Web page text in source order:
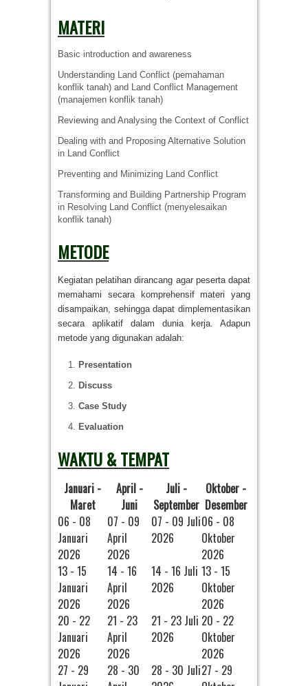
MATERI
Basic introduction and awareness
Understanding Land Conflict (pemahaman
konflik tanah) and Land Conflict Management
(manajemen konflik tanah)
Reviewing and Analysing the Context of Conflict
Dealing with and Proposing Alternative Solution
in Land Conflict
Preventing and Minimizing Land Conflict
Transforming and Building Partnership Program
in Resolving Land Conflict (menyelesaikan
konflik tanah)
METODE
Kegiatan pelatihan dirancang agar peserta dapat
memahami secara komprehensif materi yang
disampaikan, sehingga dapat dimplementasikan
secara aplikatif dalam dunia kerja. Adapun
metode yang digunakan adalah:
Presentation
Discuss
Case Study
Evaluation
WAKTU & TEMPAT
Januari -
Maret
April -
Juni
Juli -
September
Oktober -
Desember
06 - 08
Januari
2026
07 - 09
April
2026
07 - 09 Juli
2026
06 - 08
Oktober
2026
13 - 15
Januari
2026
14 - 16
April
2026
14 - 16 Juli
2026
13 - 15
Oktober
2026
20 - 22
Januari
2026
21 - 23
April
2026
21 - 23 Juli
2026
20 - 22
Oktober
2026
27 - 29
28 - 30
28 - 30 Juli27 - 29